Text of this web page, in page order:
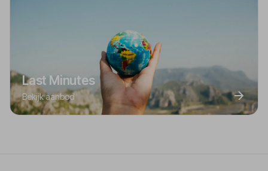
Last Minutes
Bekijk aanbod